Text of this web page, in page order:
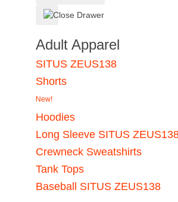
Adult Apparel
SITUS ZEUS138
Shorts
New!
Hoodies
Long Sleeve SITUS
Crewneck Sweatshirts
Tank Tops
Baseball SITUS ZEUS138